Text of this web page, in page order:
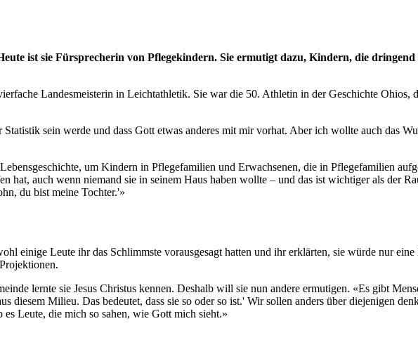
ist sie Fürsprecherin von Pflegekindern. Sie ermutigt dazu, Kindern, die
Landesmeisterin in Leichtathletik. Sie war die 50. Athletin in der Geschichte Ohios,
sein werde und dass Gott etwas anderes mit mir vorhat. Aber ich wollte auch das
um Kindern in Pflegefamilien und Erwachsenen, die in Pflegefamilien
hat, auch wenn niemand sie in seinem Haus haben wollte – und das ist wichtiger als der
du bist meine Tochter.'»
einige Leute ihr das Schlimmste vorausgesagt hatten und ihr erklärten, sie würde nur
lernte sie Jesus Christus kennen. Deshalb will sie nun andere ermutigen. «Es gibt
diesem Milieu. Das bedeutet, dass sie so oder so ist.' Wir sollen anders über diejenigen
Leute, die mich so sahen, wie Gott mich sieht.»